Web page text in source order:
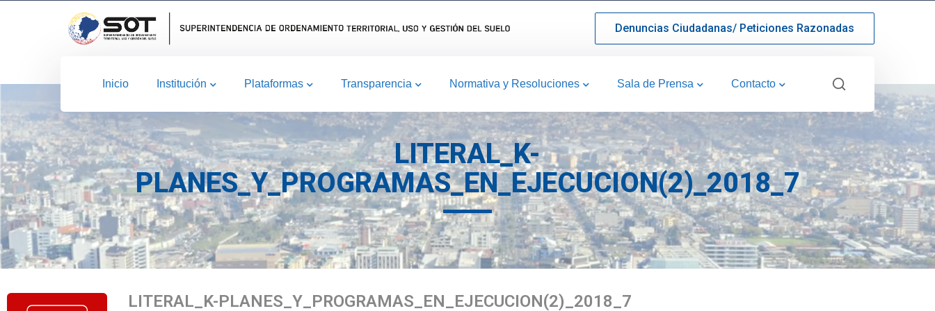
Denuncias Ciudadanas/ Peticiones Razonadas
Inicio Institución Plataformas Transparencia Normativa y Resoluciones Sala de Prensa Contacto
LITERAL_K-
PLANES_Y_PROGRAMAS_EN_EJECUCION(2)_2018_7
LITERAL_K-PLANES_Y_PROGRAMAS_EN_EJECUCION(2)_2018_7